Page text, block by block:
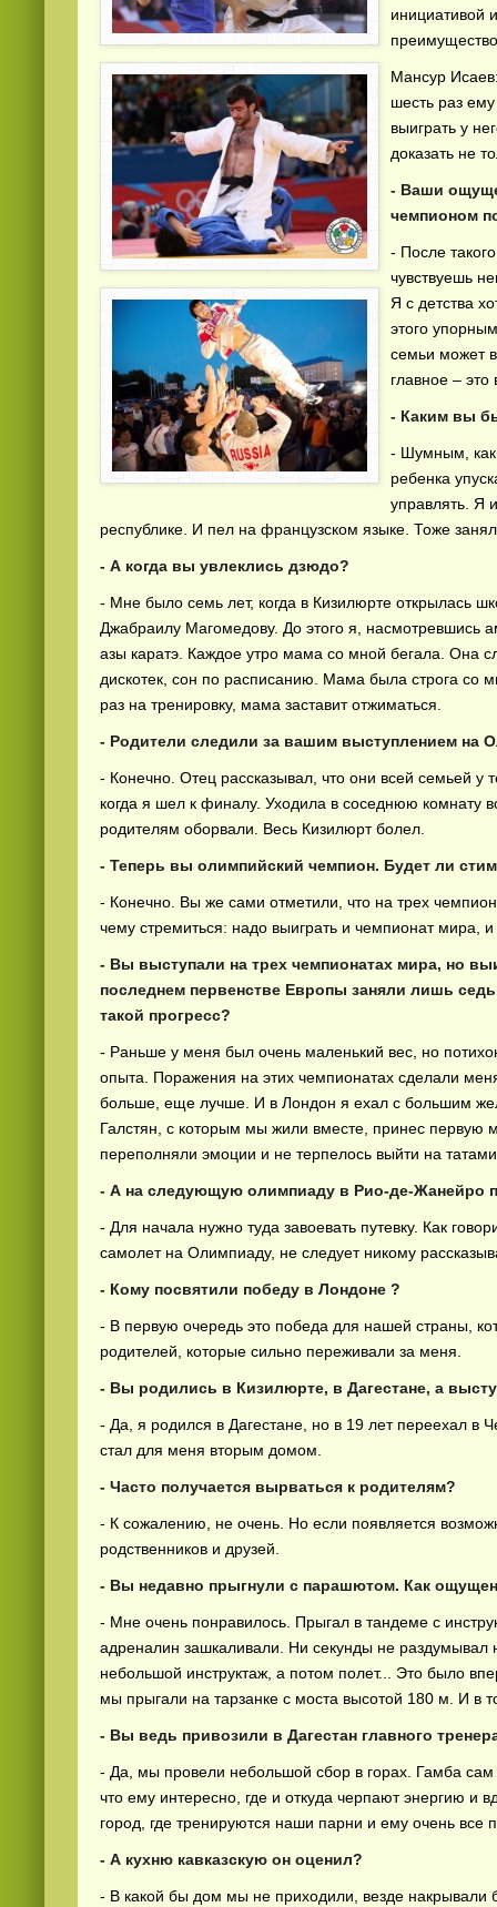
инициативой
Мансур
шесть раз
выиграть у
доказать не
- Ваши
чемпионом
- После
чувствуешь
Я с детства
этого
семьи может
главное –
- Каким вы
- Шумным, как
ребенка
управлять. Я
республике. И пел на французском языке. Тоже
- А когда вы увлеклись дзюдо?
- Мне было семь лет, когда в Кизилюрте открылась
Джабраилу Магомедову. До этого я, насмотревшись
азы каратэ. Каждое утро мама со мной бегала. Она
дискотек, сон по расписанию. Мама была строга со
раз на тренировку, мама заставит отжиматься.
- Родители следили за вашим выступлением на
- Конечно. Отец рассказывал, что они всей семьей
когда я шел к финалу. Уходила в соседнюю комнату
родителям оборвали. Весь Кизилюрт болел.
- Теперь вы олимпийский чемпион. Будет ли
- Конечно. Вы же сами отметили, что на трех
чему стремиться: надо выиграть и чемпионат мира,
- Вы выступали на трех чемпионатах мира, но
последнем первенстве Европы заняли лишь
такой прогресс?
- Раньше у меня был очень маленький вес, но
опыта. Поражения на этих чемпионатах сделали
больше, еще лучше. И в Лондон я ехал с большим
Галстян, с которым мы жили вместе, принес
переполняли эмоции и не терпелось выйти на
- А на следующую олимпиаду в Рио-де-Жанейро
- Для начала нужно туда завоевать путевку. Как
самолет на Олимпиаду, не следует никому
- Кому посвятили победу в Лондоне ?
- В первую очередь это победа для нашей страны,
родителей, которые сильно переживали за меня.
- Вы родились в Кизилюрте, в Дагестане, а
- Да, я родился в Дагестане, но в 19 лет переехал
стал для меня вторым домом.
- Часто получается вырваться к родителям?
- К сожалению, не очень. Но если появляется
родственников и друзей.
- Вы недавно прыгнули с парашютом. Как
- Мне очень понравилось. Прыгал в тандеме с
адреналин зашкаливали. Ни секунды не
небольшой инструктаж, а потом полет... Это было
мы прыгали на тарзанке с моста высотой 180 м. И в
- Вы ведь привозили в Дагестан главного
- Да, мы провели небольшой сбор в горах. Гамба сам
что ему интересно, где и откуда черпают энергию и
город, где тренируются наши парни и ему очень все
- А кухню кавказскую он оценил?
- В какой бы дом мы не приходили, везде накрывали
hdонлайн